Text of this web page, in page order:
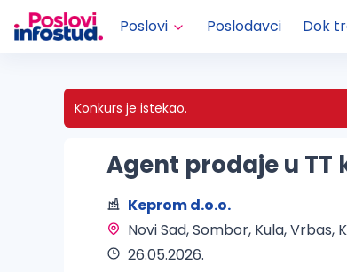
Poslovi Poslodavci Dok
Konkurs je istekao.
Agent prodaje u TT
Keprom d.o.o.
Novi Sad, Sombor, Kula,
26.05.2026.